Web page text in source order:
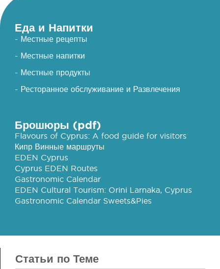
Еда и Напитки
- Местные рецепты
- Местные напитки
- Местные продукты
- Ресторанное обслуживание и Развлечения
Брошюры (pdf)
Flavours of Cyprus: A food guide for visitors
Кипр Винные маршруты
EDEN Cyprus
Cyprus EDEN Routes
Gastronomic Calendar
EDEN Cultural Tourism: Orini Larnaka, Cyprus
Gastronomic Calendar Sweets&Pies
Статьи по Теме